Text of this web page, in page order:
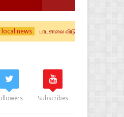
பாடசாலை விடுமுறை தொடர்பில் வௌியான
Subscribes